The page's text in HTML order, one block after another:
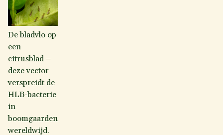
De bladvlo op
een
citrusblad –
deze vector
verspreidt de
HLB-bacterie
in
boomgaarden
wereldwijd.